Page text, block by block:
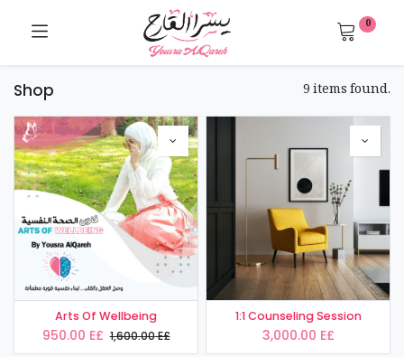
0
Shop 9 items found.
Arts Of Wellbeing
950.00 E£ 1,600.00E£
1:1 Counseling Session
3,000.00 E£